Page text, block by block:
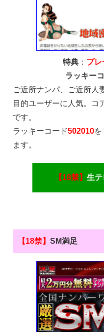
特典 ： プレ
ラッキー
ご近所ナンパ、ご近所人
目的ユーザーに人気。コ
です。
ラッキーコード502010
ます。
【18禁】 生
【18禁】 SM満足